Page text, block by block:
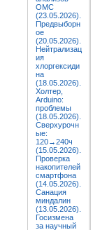
ОМС
(23.05.2026).
Предвыборн
ое
(20.05.2026).
Нейтрализац
ия
хлоргексиди
на
(18.05.2026).
Холтер,
Arduino:
проблемы
(18.05.2026).
Сверхурочн
ые:
120→240ч
(15.05.2026).
Проверка
накопителей
смартфона
(14.05.2026).
Санация
миндалин
(13.05.2026).
Госизмена
за научный